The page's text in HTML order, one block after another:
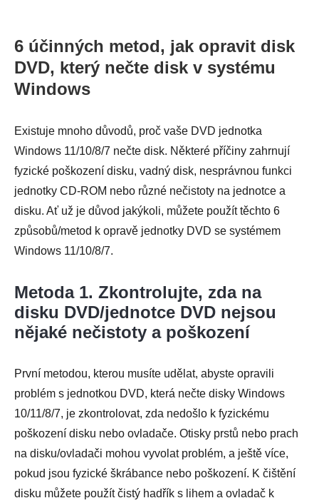
6 účinných metod, jak opravit disk
DVD, který nečte disk v systému
Windows
Existuje mnoho důvodů, proč vaše DVD jednotka
Windows 11/10/8/7 nečte disk. Některé příčiny zahrnují
fyzické poškození disku, vadný disk, nesprávnou funkci
jednotky CD-ROM nebo různé nečistoty na jednotce a
disku. Ať už je důvod jakýkoli, můžete použít těchto 6
způsobů/metod k opravě jednotky DVD se systémem
Windows 11/10/8/7.
Metoda 1. Zkontrolujte, zda na
disku DVD/jednotce DVD nejsou
nějaké nečistoty a poškození
První metodou, kterou musíte udělat, abyste opravili
problém s jednotkou DVD, která nečte disky Windows
10/11/8/7, je zkontrolovat, zda nedošlo k fyzickému
poškození disku nebo ovladače. Otisky prstů nebo prach
na disku/ovladači mohou vyvolat problém, a ještě více,
pokud jsou fyzické škrábance nebo poškození. K čištění
disku můžete použít čistý hadřík s lihem a ovladač k